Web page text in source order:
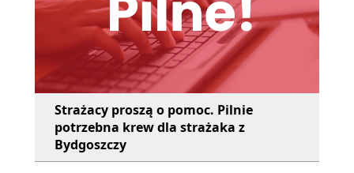
Strażacy proszą o pomoc. Pilnie
potrzebna krew dla strażaka z
Bydgoszczy